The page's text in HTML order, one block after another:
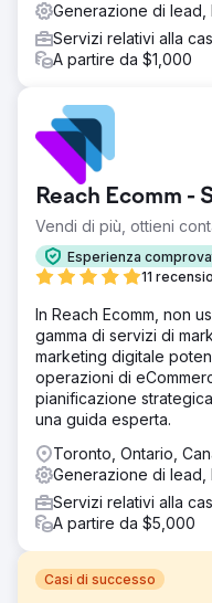
Generazione di lead,
Servizi relativi alla
A partire da $1,000
Reach Ecomm -
Vendi di più, ottieni
Esperienza
11
In Reach Ecomm, non
gamma di servizi di
marketing digitale
operazioni di
pianificazione
una guida esperta.
Toronto, Ontario,
Generazione di lead,
Servizi relativi alla
A partire da $5,000
Casi di successo